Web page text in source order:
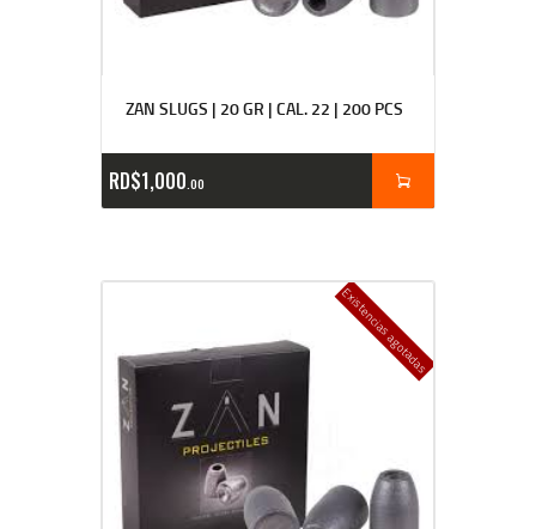
ZAN SLUGS | 20 GR | CAL. 22 | 200 PCS
RD$1,000 00
Existencias agotadas